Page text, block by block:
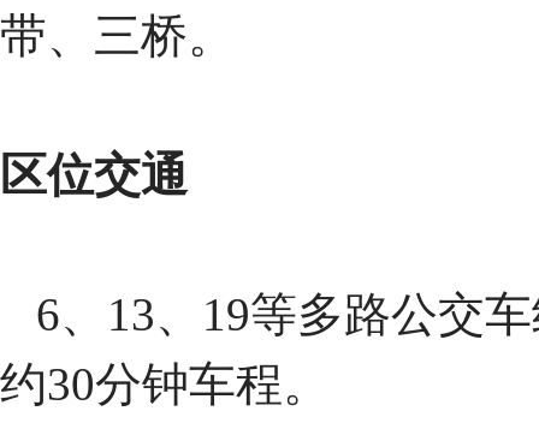
带、三桥。
区位交通
6、13、19等多路公交
约30分钟车程。